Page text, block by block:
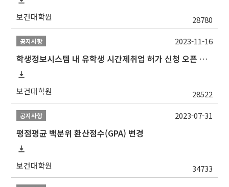
보건대학원 28780
공지사항
학생정보시스템 내 유학생 시간제취업 허가 신청 오픈 안내
보건대학원 28522
2023-11-16
공지사항
평점평균 백분위 환산점수(GPA) 변경
보건대학원 34733
2023-07-31